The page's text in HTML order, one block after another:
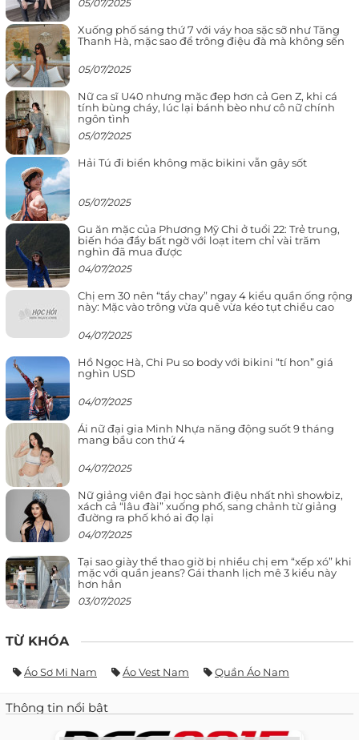
05/07/2025
Xuống phố sáng thứ 7 với váy hoa sặc sỡ như Tăng
Thanh Hà, mặc sao để trông điệu đà mà không sến
05/07/2025
Nữ ca sĩ U40 nhưng mặc đẹp hơn cả Gen Z, khi cá
tính bùng cháy, lúc lại bánh bèo như cô nữ chính
ngôn tình
05/07/2025
Hải Tú đi biển không mặc bikini vẫn gây sốt
05/07/2025
Gu ăn mặc của Phương Mỹ Chi ở tuổi 22: Trẻ trung,
biến hóa đầy bất ngờ với loạt item chỉ vài trăm
nghìn đã mua được
04/07/2025
Chị em 30 nên “tẩy chay” ngay 4 kiểu quần ống rộng
này: Mặc vào trông vừa quê vừa kéo tụt chiều cao
04/07/2025
Hồ Ngọc Hà, Chi Pu so body với bikini “tí hon” giá
nghìn USD
04/07/2025
Ái nữ đại gia Minh Nhựa năng động suốt 9 tháng
mang bầu con thứ 4
04/07/2025
Nữ giảng viên đại học sành điệu nhất nhì showbiz,
xách cả “lâu đài” xuống phố, sang chảnh từ giảng
đường ra phố khó ai đọ lại
04/07/2025
Tại sao giày thể thao giờ bị nhiều chị em “xếp xó” khi
mặc với quần jeans? Gái thanh lịch mê 3 kiểu này
hơn hẳn
03/07/2025
TỪ KHÓA
Áo Sơ Mi Nam Áo Vest Nam Quần Áo Nam
Thông tin nổi bật